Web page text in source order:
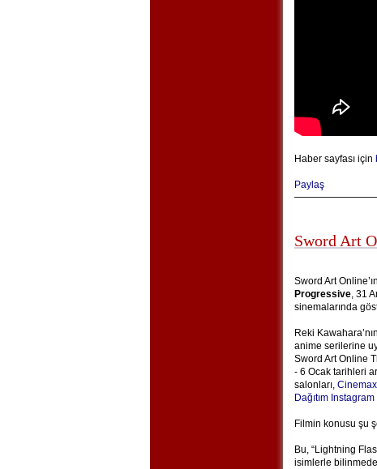
Haber sayfası için
Paylaş
Sword Art
Sword Art
Progressive, 31
sinemalarında
Reki
anime serilerine
Sword Art Online
- 6 Ocak tarihleri
salonları,
Dağıtım
Filmin konusu şu
Bu, “Lightning
isimlerle